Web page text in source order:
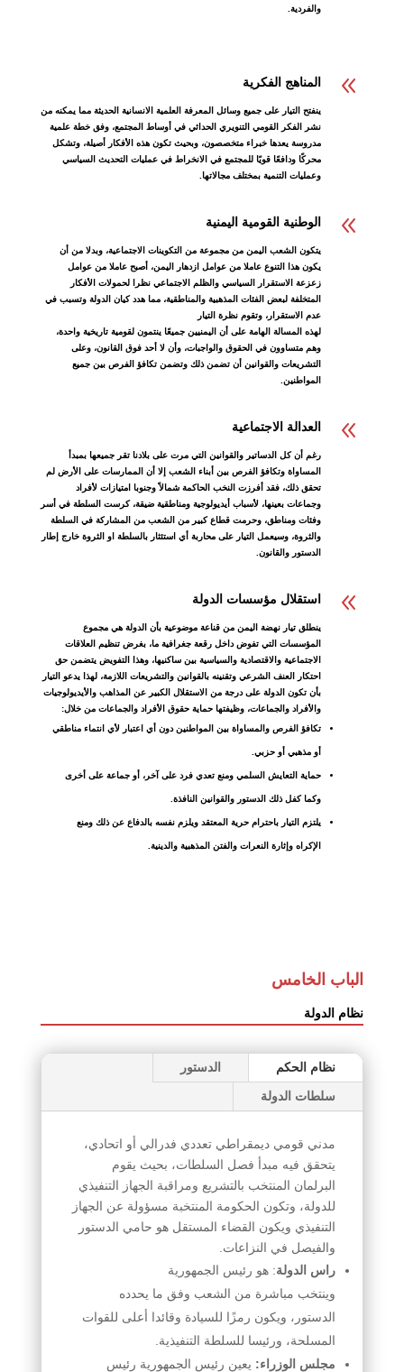
والفردية.
8 المناهج الفكرية
ينفتح التيار على جميع وسائل المعرفة العلمية الانسانية الحديثة مما يمكنه من
نشر الفكر القومي التنويري الحداثي في أوساط المجتمع، وفق خطة علمية
مدروسة يعدها خبراء متخصصون، وبحيث تكون هذه الأفكار أصيلة، وتشكل
محركًا ودافعًا قويًا للمجتمع في الانخراط في عمليات التحديث السياسي
وعمليات التنمية بمختلف مجالاتها.
8 الوطنية القومية اليمنية
يتكون الشعب اليمن من مجموعة من التكوينات الاجتماعية، وبدلا من أن
يكون هذا التنوع عاملا من عوامل ازدهار اليمن، أصبح عاملا من عوامل
زعزعة الاستقرار السياسي والظلم الاجتماعي نظرا لحمولات الأفكار
المتخلفة لبعض الفئات المذهبية والمناطقية، مما هدد كيان الدولة وتسبب في
عدم الاستقرار، وتقوم نظرة التيار
لهذه المسالة الهامة على أن اليمنيين جميعًا ينتمون لقومية تاريخية واحدة،
وهم متساوون في الحقوق والواجبات، وأن لا أحد فوق القانون، وعلى
التشريعات والقوانين أن تضمن ذلك وتضمن تكافؤ الفرص بين جميع
المواطنين.
8 العدالة الاجتماعية
رغم أن كل الدساتير والقوانين التي مرت على بلادنا تقر جميعها بمبدأ
المساواة وتكافؤ الفرص بين أبناء الشعب إلا أن الممارسات على الأرض لم
تحقق ذلك، فقد أفرزت النخب الحاكمة شمالاً وجنوبا امتيازات لأفراد
وجماعات بعينها، لأسباب أيديولوجية ومناطقية ضيقة، كرست السلطة في أسر
وفئات ومناطق، وحرمت قطاع كبير من الشعب من المشاركة في السلطة
والثروة، وسيعمل التيار على محاربة أي استئثار بالسلطة او الثروة خارج إطار
الدستور والقانون.
8 استقلال مؤسسات الدولة
ينطلق تيار نهضة اليمن من قناعة موضوعية بأن الدولة هي مجموع
المؤسسات التي تفوض داخل رقعة جغرافية ما، بغرض تنظيم العلاقات
الاجتماعية والاقتصادية والسياسية بين ساكنيها، وهذا التفويض يتضمن حق
احتكار العنف الشرعي وتقنينه بالقوانين والتشريعات اللازمة، لهذا يدعو التيار
بأن تكون الدولة على درجة من الاستقلال الكبير عن المذاهب والأيديولوجيات
والأفراد والجماعات، وظيفتها حماية حقوق الأفراد والجماعات من خلال:
تكافؤ الفرص والمساواة بين المواطنين دون أي اعتبار لأي انتماء مناطقي
أو مذهبي أو حزبي.
حماية التعايش السلمي ومنع تعدي فرد على آخر، أو جماعة على أخرى
وكما كفل ذلك الدستور والقوانين النافذة.
يلتزم التيار باحترام حرية المعتقد ويلزم نفسه بالدفاع عن ذلك ومنع
الإكراه وإثارة النعرات والفتن المذهبية والدينية.
الباب الخامس
نظام الدولة
نظام الحكم
الدستور
سلطات الدولة
مدني قومي ديمقراطي تعددي فدرالي أو اتحادي،
يتحقق فيه مبدأ فصل السلطات، بحيث يقوم
البرلمان المنتخب بالتشريع ومراقبة الجهاز التنفيذي
للدولة، وتكون الحكومة المنتخبة مسؤولة عن الجهاز
التنفيذي ويكون القضاء المستقل هو حامي الدستور
والفيصل في النزاعات.
راس الدولة: هو رئيس الجمهورية
وينتخب مباشرة من الشعب وفق ما يحدده
الدستور، ويكون رمزًا للسيادة وقائدا أعلى للقوات
المسلحة، ورئيسا للسلطة التنفيذية.
مجلس الوزراء: يعين رئيس الجمهورية رئيس